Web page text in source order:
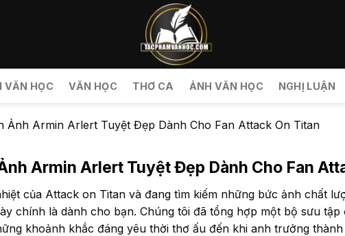
VĂN HỌC VĂN HỌC THƠ CA ẢNH VĂN HỌC NGHỊ LUẬN
Ảnh Armin Arlert Tuyệt Đẹp Dành Cho Fan Attack On Titan
Armin Arlert Tuyệt Đẹp Dành Cho Fan
của Attack on Titan và đang tìm kiếm những bức ảnh chất
chính là dành cho bạn. Chúng tôi đã tổng hợp một bộ sưu tập
khoảnh khắc đáng yêu thời thơ ấu đến khi anh trưởng